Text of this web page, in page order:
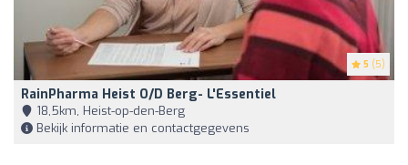
5 (5)
RainPharma Heist O/d Berg- L'Essentiel
18,5km, Heist-op-den-Berg
Bekijk informatie en contactgegevens